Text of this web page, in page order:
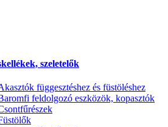
szeletelők
függesztéshez és füstöléshez
feldolgozó eszközök, kopasztók